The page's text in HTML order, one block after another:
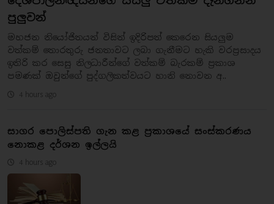
පුලුවන්
මහජන නියෝජිතයන් විසින් ඉදිරිපත් කෙරෙන සියලුම
වත්කම් තොරතුරු ජනතාවට ලබා ගැනීමට හැකි වරප්‍රසාදය
ඉතිරි කර සෙසු නිලධාරීන්ගේ වත්කම් බැරකම් ප්‍රකාශ
පමණක් ඔවුන්ගේ පුද්ගලිකත්වයට හානි නොවන අ..
4 hours ago
සාගර පොලිස්පති ගැන කළ ප්‍රකාශයේ සංස්කරණය
නොකළ දර්ශන ඉල්ලයි
4 hours ago